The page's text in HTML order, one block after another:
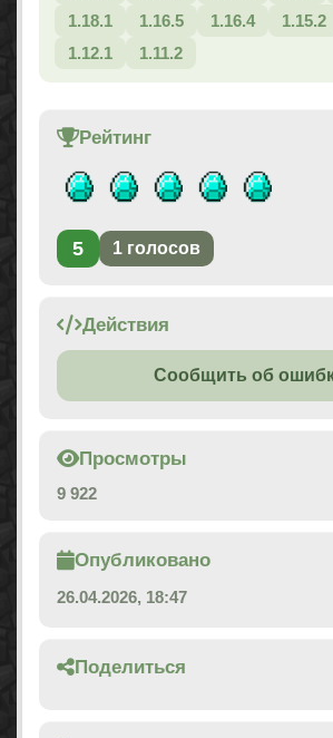
1.18.1
1.16.5 1.16.4 1.15.2
1.12.1
1.11.2
Рейтинг
5 1 голосов
Действия
Сообщить об
Просмотры
9 922
Опубликовано
26.04.2026, 18:47
Поделиться